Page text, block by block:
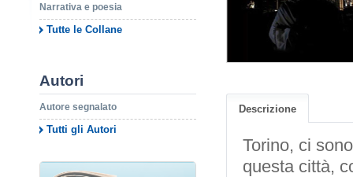
Narrativa e poesia
Tutte le Collane
Autori
Autore segnalato
Tutti gli Autori
Descrizione
Torino, ci
questa città,